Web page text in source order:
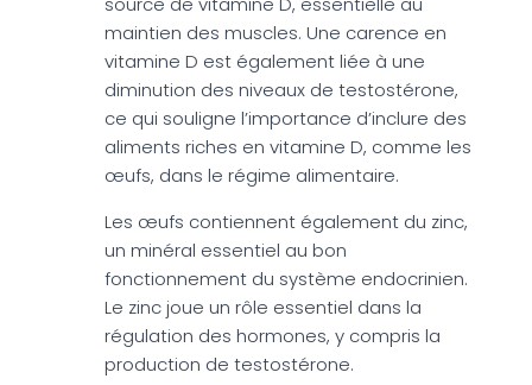
maintien des muscles. Une carence en
vitamine D est également liée à une
diminution des niveaux de testostérone,
ce qui souligne l’importance d’inclure des
aliments riches en vitamine D, comme les
œufs, dans le régime alimentaire.
Les œufs contiennent également du zinc,
un minéral essentiel au bon
fonctionnement du système endocrinien.
Le zinc joue un rôle essentiel dans la
régulation des hormones, y compris la
production de testostérone.